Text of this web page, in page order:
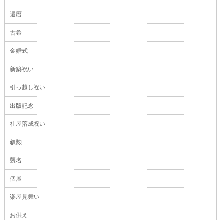
還暦
古希
金婚式
新築祝い
引っ越し祝い
出版記念
社屋落成祝い
叙勲
襲名
個展
楽屋見舞い
お供え